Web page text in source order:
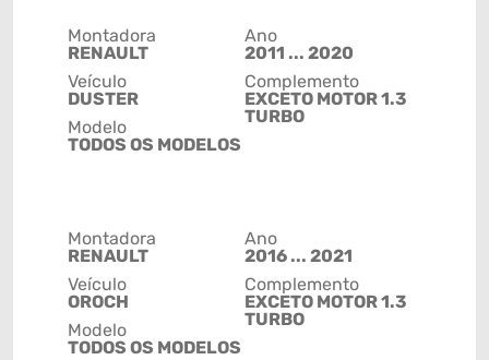
Montadora
RENAULT
Veículo
DUSTER
Modelo
TODOS OS MODELOS
Ano
2011 ... 2020
Complemento
EXCETO MOTOR 1.3
TURBO
Montadora
RENAULT
Veículo
OROCH
Modelo
TODOS OS MODELOS
Ano
2016 ... 2021
Complemento
EXCETO MOTOR 1.3
TURBO